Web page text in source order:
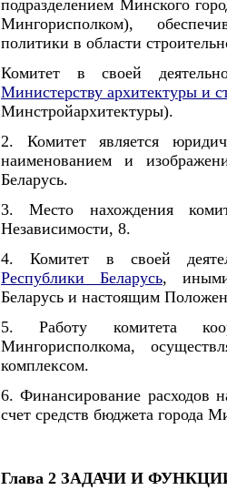
подразделением Минского
Мингорисполком),
политики в области
Комитет в своей
Министерству архитектуры и
Минстройархитектуры).
2. Комитет является
наименованием и
Беларусь.
3. Место нахождения
Независимости, 8.
4. Комитет в своей
Республики Беларусь, иными
Беларусь и настоящим
5. Работу комитета
Мингорисполкома,
комплексом.
6. Финансирование расходов
счет средств бюджета города
Глава 2 ЗАДАЧИ И